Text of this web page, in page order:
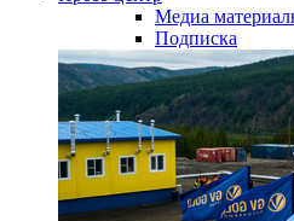
Медиа
Подписка